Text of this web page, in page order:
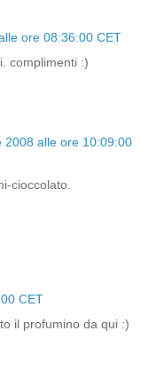
ore 08:36:00 CET
complimenti :)
2008 alle ore 10:09:00
cioccolato.
CET
il profumino da qui :)